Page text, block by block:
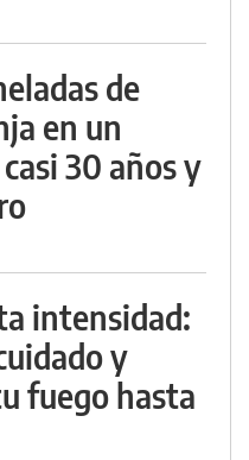
de
en un
30 años y
intensidad:
y
fuego hasta